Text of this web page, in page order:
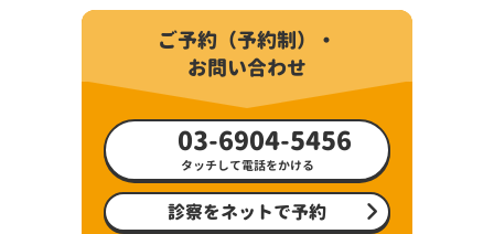
ご予約（予約制）・
お問い合わせ
03-6904-5456
タッチして電話をかける
診察をネットで予約